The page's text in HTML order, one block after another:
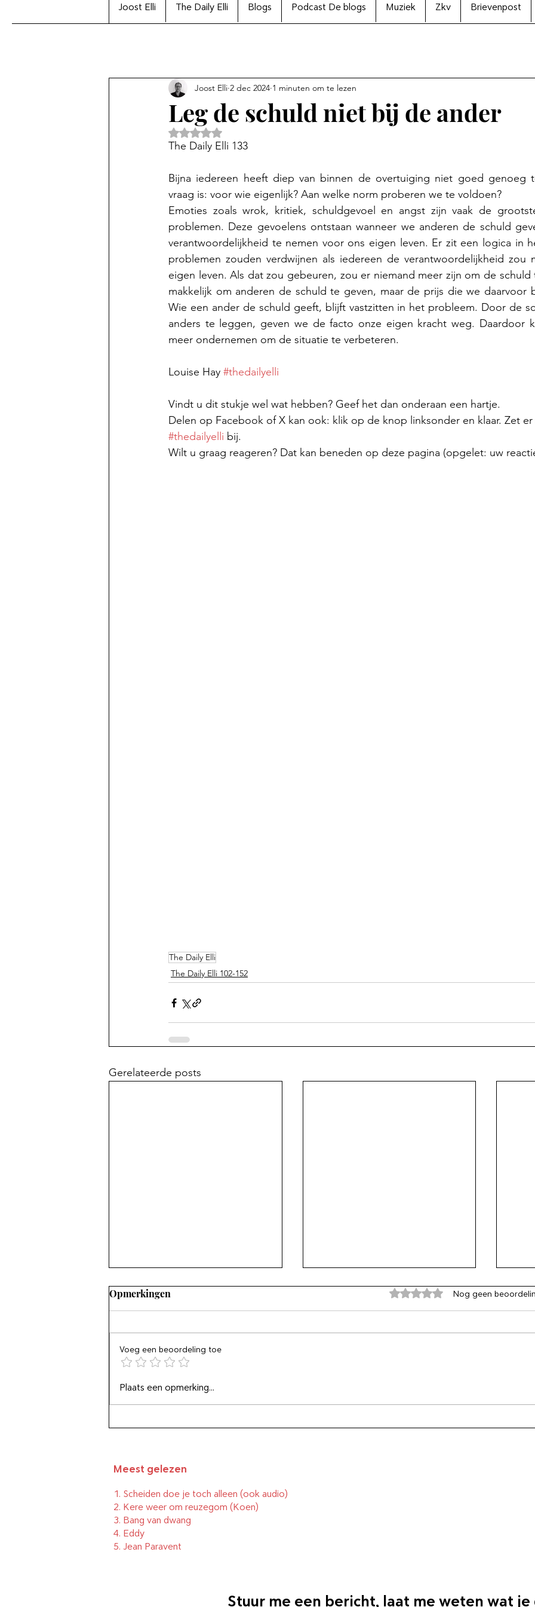
Joost Elli The Daily Elli Blogs Podcast De blogs Muziek Zkv Brievenpost
Leg de schuld niet bij de ander
Joost Elli 2 dec 2024 1 minuten om te lezen
Beoordeeld met NaN uit 5 sterren.
The Daily Elli 133
Bijna iedereen heeft diep van binnen de overtuiging niet goed genoeg
vraag is: voor wie eigenlijk? Aan welke norm proberen we te voldoen?
Emoties zoals wrok, kritiek, schuldgevoel en angst zijn vaak de
problemen. Deze gevoelens ontstaan wanneer we anderen de schuld
verantwoordelijkheid te nemen voor ons eigen leven. Er zit een logica in
problemen zouden verdwijnen als iedereen de verantwoordelijkheid zou
eigen leven. Als dat zou gebeuren, zou er niemand meer zijn om de schuld
makkelijk om anderen de schuld te geven, maar de prijs die we daarvoor
Wie een ander de schuld geeft, blijft vastzitten in het probleem. Door de
anders te leggen, geven we de facto onze eigen kracht weg. Daardoor
meer ondernemen om de situatie te verbeteren.
Louise Hay #thedailyelli
Vindt u dit stukje wel wat hebben? Geef het dan onderaan een hartje.
Delen op Facebook of X kan ook: klik op de knop linksonder en klaar. Zet er
#thedailyelli bij.
Wilt u graag reageren? Dat kan beneden op deze pagina (opgelet: uw
The Daily Elli
The Daily Elli 102-152
Gerelateerde posts
Lees en kijk alleen wat je
boeit
Opmerkingen Beoordeeld met 0 uit 5
Nog geen
Voeg een beoordeling toe
Plaats een opmerking...
Meest gelezen
1. Scheiden doe je toch alleen (ook audio)
2. Kere weer om reuzegom (Koen)
3. Bang van dwang
4. Eddy
5. Jean Paravent
Stuur me een bericht, laat me weten wat